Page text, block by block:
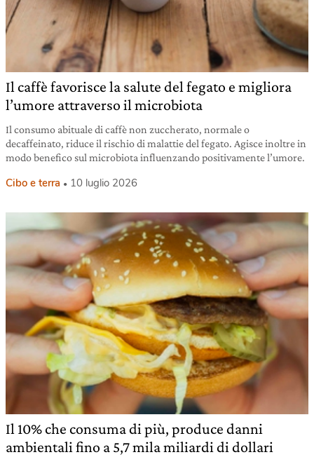
Il caffè favorisce la salute del fegato e migliora
l’umore attraverso il microbiota
Il consumo abituale di caffè non zuccherato, normale o
decaffeinato, riduce il rischio di malattie del fegato. Agisce inoltre in
modo benefico sul microbiota influenzando positivamente l’umore.
Cibo e terra 10 luglio 2026
Il 10% che consuma di più, produce danni
ambientali fino a 5,7 mila miliardi di dollari